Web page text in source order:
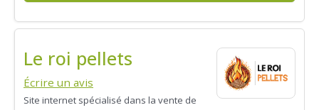
Le roi pellets
Écrire un avis
Site internet spécialisé dans la vente de